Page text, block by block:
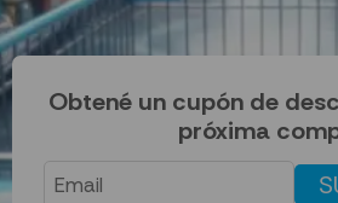
Obtené un cupón de
próxima